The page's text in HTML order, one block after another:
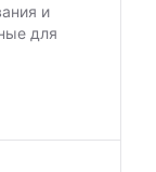
и
для